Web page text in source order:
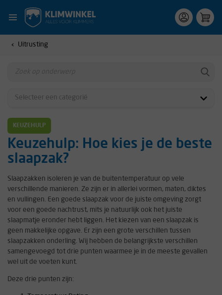
Uitrusting
KEUZEHULP
Keuzehulp: Hoe kies je de beste
slaapzak?
Slaapzakken isoleren je van de buitentemperatuur op vele
verschillende manieren. Ze zijn er in allerlei vormen, maten, diktes
en vullingen. Een goede slaapzak voor de juiste omgeving zorgt
voor een goede nachtrust, mits je natuurlijk ook het juiste
slaapmatje eronder hebt liggen. Het kiezen van een slaapzak is
geen makkelijke opgave. Er zijn een grote verschillen tussen
slaapzakken onderling. Wij hebben de belangrijkste verschillen
samengevoegd tot drie punten waarmee je in de meeste gevallen
wel uit de voeten kunt.
Deze drie punten zijn: